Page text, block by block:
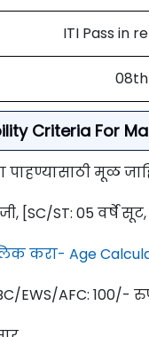
ITI Pass in
08th
Criteria For
पाहण्यासाठी मूळ
[SC/ST: 05 वर्षे
करा- Age
EWS/AFC: 100/-